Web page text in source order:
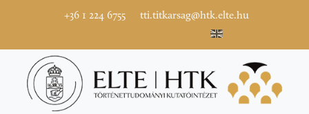
+36 1 224 6755 tti.titkarsag@htk.elte.hu